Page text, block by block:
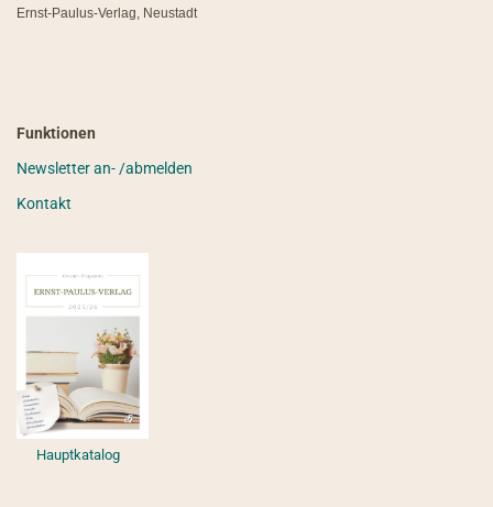
Ernst-Paulus-Verlag, Neustadt
Funktionen
Newsletter an- /abmelden
Kontakt
Hauptkatalog